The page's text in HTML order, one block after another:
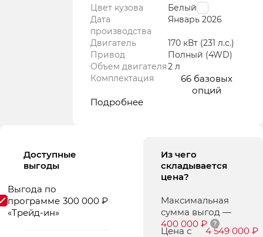
Цвет кузова
Белый
Дата
производства
Январь 2026
Двигатель 170 кВт (231 л.с.)
Привод
Полный (4WD)
Объем двигателя2 л
Комплектация
66 базовых
опций
Подробнее
Доступные
выгоды
300 000 ₽
Выгода по
программе
«Трейд-ин»
Из чего
складывается
цена?
Максимальная
сумма выгод —
400 000 ₽
Цена с
4 549 000 ₽